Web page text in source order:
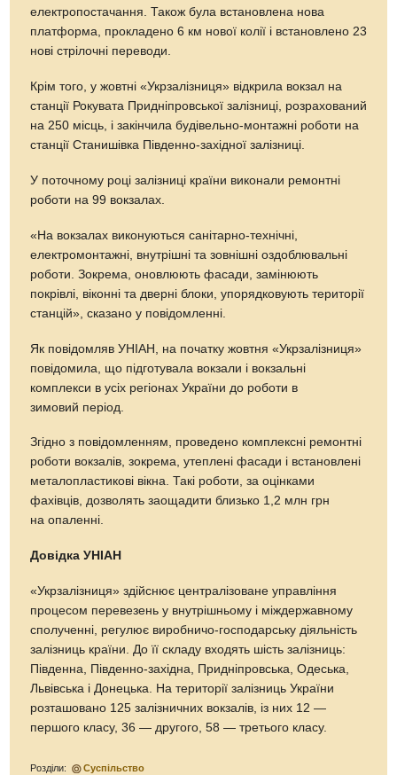
електропостачання. Також була встановлена нова
платформа, прокладено 6 км нової колії і встановлено 23
нові стрілочні переводи.
Крім того, у жовтні «Укрзалізниця» відкрила вокзал на
станції Рокувата Придніпровської залізниці, розрахований
на 250 місць, і закінчила будівельно-монтажні роботи на
станції Станишівка Південно-західної залізниці.
У поточному році залізниці країни виконали ремонтні
роботи на 99 вокзалах.
«На вокзалах виконуються санітарно-технічні,
електромонтажні, внутрішні та зовнішні оздоблювальні
роботи. Зокрема, оновлюють фасади, замінюють
покрівлі, віконні та дверні блоки, упорядковують території
станцій», сказано у повідомленні.
Як повідомляв УНІАН, на початку жовтня «Укрзалізниця»
повідомила, що підготувала вокзали і вокзальні
комплекси в усіх регіонах України до роботи в
зимовий період.
Згідно з повідомленням, проведено комплексні ремонтні
роботи вокзалів, зокрема, утеплені фасади і встановлені
металопластикові вікна. Такі роботи, за оцінками
фахівців, дозволять заощадити близько 1,2 млн грн
на опаленні.
Довідка УНІАН
«Укрзалізниця» здійснює централізоване управління
процесом перевезень у внутрішньому і міждержавному
сполученні, регулює виробничо-господарську діяльність
залізниць країни. До її складу входять шість залізниць:
Південна, Південно-західна, Придніпровська, Одеська,
Львівська і Донецька. На території залізниць України
розташовано 125 залізничних вокзалів, із них 12 —
першого класу, 36 — другого, 58 — третього класу.
Розділи: Суспільство